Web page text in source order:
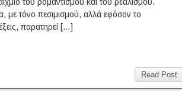
με τόνο πεσιμισμού, αλλά εφόσον το
παρατηρεί […]
Read Post